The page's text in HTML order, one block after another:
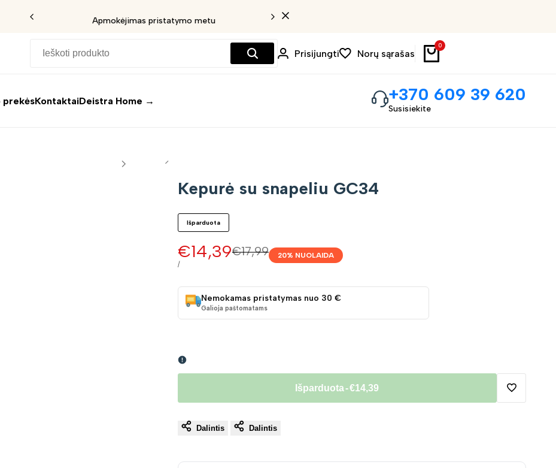
Apmokėjimas pristatymo metu
Prisijungti Norų sąrašas
0
prekėsKontaktaiDeistra Home → +370 609 39 620
Susisiekite
Kepurė su snapeliu GC34
Išparduota
Įprasta
€17,99
Pardavimo
kaina
€14,39
VIENETO
/
20% NUOLAIDA
Nemokamas pristatymas nuo 30 €
Galioja paštomatams
Išparduota-€14,39
Pridėti
norų
Dalintis Dalintis